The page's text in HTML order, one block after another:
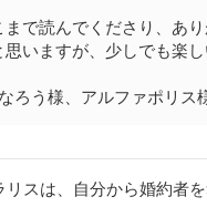
まで読んでくださり、あり
いますが、少しでも楽
ろう様、アルファポリス
スは、自分から婚約者